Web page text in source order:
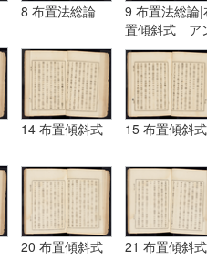
8 布置法総論
9 布置法総論|
置傾斜式 ア
ギュラール、
ムポシシヨン
14 布置傾斜式 15 布置傾斜式
20 布置傾斜式 21 布置傾斜式